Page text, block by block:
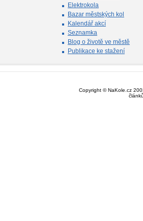
Elektrokola
Bazar městských kol
Kalendář akcí
Seznamka
Blog o životě ve městě
Publikace ke stažení
Copyright © NaKole.cz